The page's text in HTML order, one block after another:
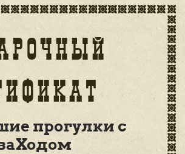
прогулки с